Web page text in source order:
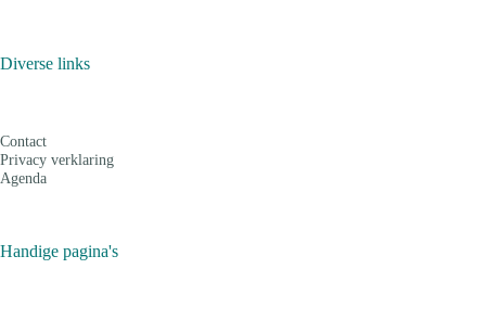
Diverse links
Contact
Privacy verklaring
Agenda
Handige pagina's